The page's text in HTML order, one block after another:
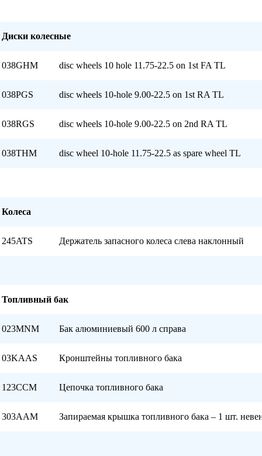
Диски колесные
038GHM disc wheels 10 hole 11.75-22.5 on 1st FA TL
038PGS disc wheels 10-hole 9.00-22.5 on 1st RA TL
038RGS disc wheels 10-hole 9.00-22.5 on 2nd RA TL
038THM disc wheel 10-hole 11.75-22.5 as spare wheel TL
Колеса
245ATS Держатель запасного колеса слева наклонный
Топливный бак
023MNM Бак алюминиевый 600 л справа
03KAAS Кронштейны топливного бака
123CCM Цепочка топливного бака
303AAM Запираемая крышка топливного бака – 1 шт.